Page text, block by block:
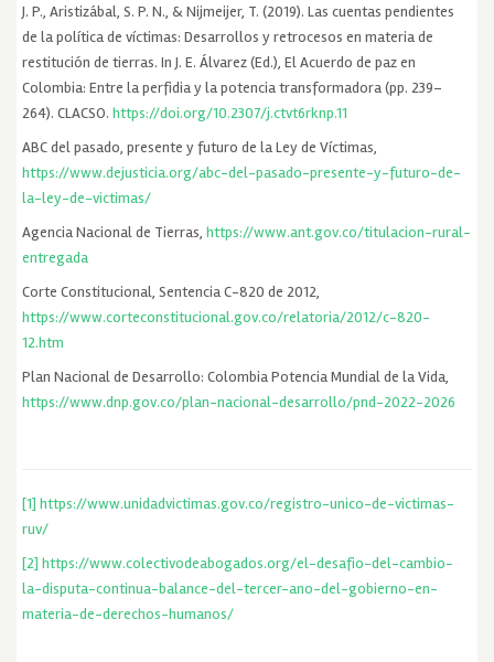
J. P., Aristizábal, S. P. N., & Nijmeijer, T. (2019). Las cuentas pendientes
de la política de víctimas: Desarrollos y retrocesos en materia de
restitución de tierras. In J. E. Álvarez (Ed.), El Acuerdo de paz en
Colombia: Entre la perfidia y la potencia transformadora (pp. 239–
264). CLACSO.https://doi.org/10.2307/j.ctvt6rknp.11
ABC del pasado, presente y futuro de la Ley de Víctimas,
https://www.dejusticia.org/abc-del-pasado-presente-y-futuro-de-
la-ley-de-victimas/
Agencia Nacional de Tierras,https://www.ant.gov.co/titulacion-rural-
entregada
Corte Constitucional, Sentencia C-820 de 2012,
https://www.corteconstitucional.gov.co/relatoria/2012/c-820-
12.htm
Plan Nacional de Desarrollo: Colombia Potencia Mundial de la Vida,
https://www.dnp.gov.co/plan-nacional-desarrollo/pnd-2022-2026
[1] https://www.unidadvictimas.gov.co/registro-unico-de-victimas-
ruv/
[2] https://www.colectivodeabogados.org/el-desafio-del-cambio-
la-disputa-continua-balance-del-tercer-ano-del-gobierno-en-
materia-de-derechos-humanos/